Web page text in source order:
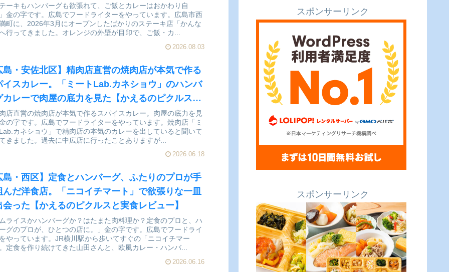
ーキもハンバーグも欲張れて、ご飯とカレーはおかわり自
金の字です。広島でフードライターをやっています。広島市西
町に、2026年3月にオープンしたばかりのステーキ店「かんな
行ってきました。オレンジの外壁が目印で、ご飯・カ...
2026.08.03
島・安佐北区】精肉店直営の焼肉店が本気で作る
イスカレー。「ミートLab.カネショウ」のハンバ
カレーで肉屋の底力を見た【かえるのピクルスと
レビュー】
店直営の焼肉店が本気で作るスパイスカレー。肉屋の底力を見
の字です。広島でフードライターをやっています。焼肉店「ミ
カネショウ」で精肉店の本気のカレーを出していると聞いて
きました。過去に中広店に行ったことありますが...
2026.06.18
島・西区】定食とハンバーグ、ふたりのプロが手
んだ洋食店。「ニコイチマート」で欲張りな一皿
会った【かえるのピクルスと実食レビュー】
ライスかハンバーグか？はたまた肉料理か？定食のプロと、ハ
グのプロが、ひとつの店に。」金の字です。広島でフードライ
やっています。JR横川駅から歩いてすぐの「ニコイチマー
定食を作り続けてきた山田さんと、欧風カレー・ハンバ...
2026.06.16
スポンサーリンク
スポンサーリンク